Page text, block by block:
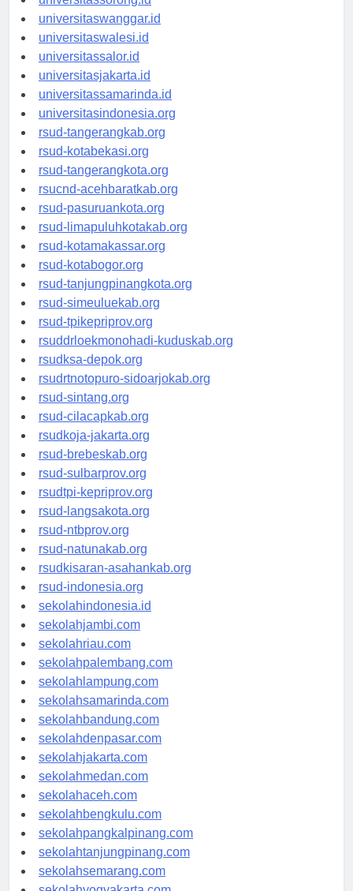
universitassorong.id
universitaswanggar.id
universitaswalesi.id
universitassalor.id
universitasjakarta.id
universitassamarinda.id
universitasindonesia.org
rsud-tangerangkab.org
rsud-kotabekasi.org
rsud-tangerangkota.org
rsucnd-acehbaratkab.org
rsud-pasuruankota.org
rsud-limapuluhkotakab.org
rsud-kotamakassar.org
rsud-kotabogor.org
rsud-tanjungpinangkota.org
rsud-simeuluekab.org
rsud-tpikepriprov.org
rsuddrloekmonohadi-kuduskab.org
rsudksa-depok.org
rsudrtnotopuro-sidoarjokab.org
rsud-sintang.org
rsud-cilacapkab.org
rsudkoja-jakarta.org
rsud-brebeskab.org
rsud-sulbarprov.org
rsudtpi-kepriprov.org
rsud-langsakota.org
rsud-ntbprov.org
rsud-natunakab.org
rsudkisaran-asahankab.org
rsud-indonesia.org
sekolahindonesia.id
sekolahjambi.com
sekolahriau.com
sekolahpalembang.com
sekolahlampung.com
sekolahsamarinda.com
sekolahbandung.com
sekolahdenpasar.com
sekolahjakarta.com
sekolahmedan.com
sekolahaceh.com
sekolahbengkulu.com
sekolahpangkalpinang.com
sekolahtanjungpinang.com
sekolahsemarang.com